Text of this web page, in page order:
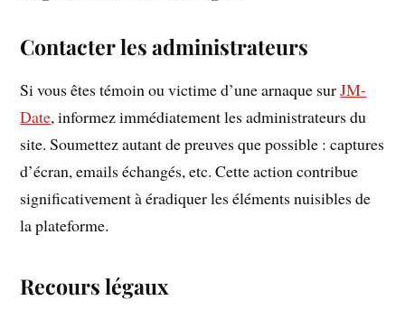
Contacter les administrateurs
Si vous êtes témoin ou victime d’une arnaque surJM-
Date, informez immédiatement les administrateurs du
site. Soumettez autant de preuves que possible : captures
d’écran, emails échangés, etc. Cette action contribue
significativement à éradiquer les éléments nuisibles de
la plateforme.
Recours légaux